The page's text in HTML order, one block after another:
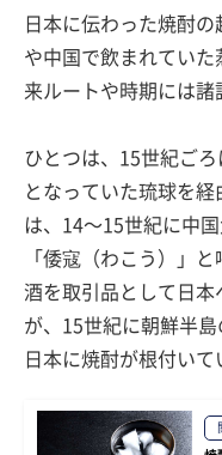
日本に伝わった焼酎
や中国で飲まれてい
来ルートや時期には諸
ひとつは、15世紀ご
となっていた琉球を
は、14〜15世紀に中
「倭寇（わこう）」
酒を取引品として日本
が、15世紀に朝鮮半島
日本に焼酎が根付いて